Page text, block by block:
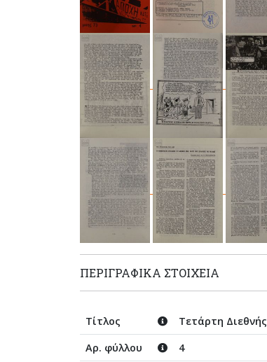
ΠΕΡΙΓΡΑΦΙΚΆ ΣΤΟΙΧΕΊΑ
Τίτλος
Τετάρτη Διεθνής
Αρ. φύλλου
4